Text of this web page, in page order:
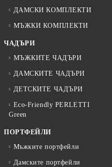
ДАМСКИ КОМПЛЕКТИ
МЪЖКИ КОМПЛЕКТИ
ЧАДЪРИ
МЪЖКИТЕ ЧАДЪРИ
ДАМСКИТЕ ЧАДЪРИ
ДЕТСКИТЕ ЧАДЪРИ
Eco-Friendly PERLETTI
Green
ПОРТФЕЙЛИ
Мъжките портфейли
Дамските портфейли